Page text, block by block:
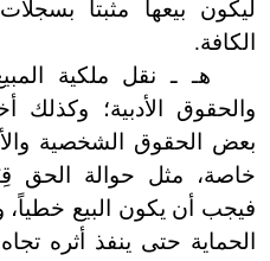
ليكون بيعها مثبتاً
الكافة.
هـ ـ نقل ملكية
والحقوق الأدبية؛ وكذلك
بعض الحقوق الشخصية
خاصة، مثل حوالة الحق
فيجب أن يكون البيع
الحماية حتى ينفذ أثره